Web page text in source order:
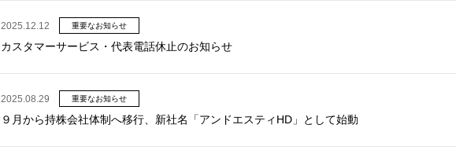
カスタマーサービス・代表電話休止のお知らせ
2025.12.12 重要なお知らせ
９月から持株会社体制へ移行、新社名「アンドエスティHD」として始動
2025.08.29 重要なお知らせ